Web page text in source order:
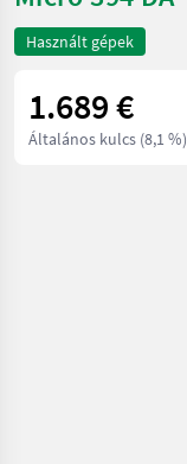
Használt gépek
1.689 €
Általános kulcs (8,1 %)